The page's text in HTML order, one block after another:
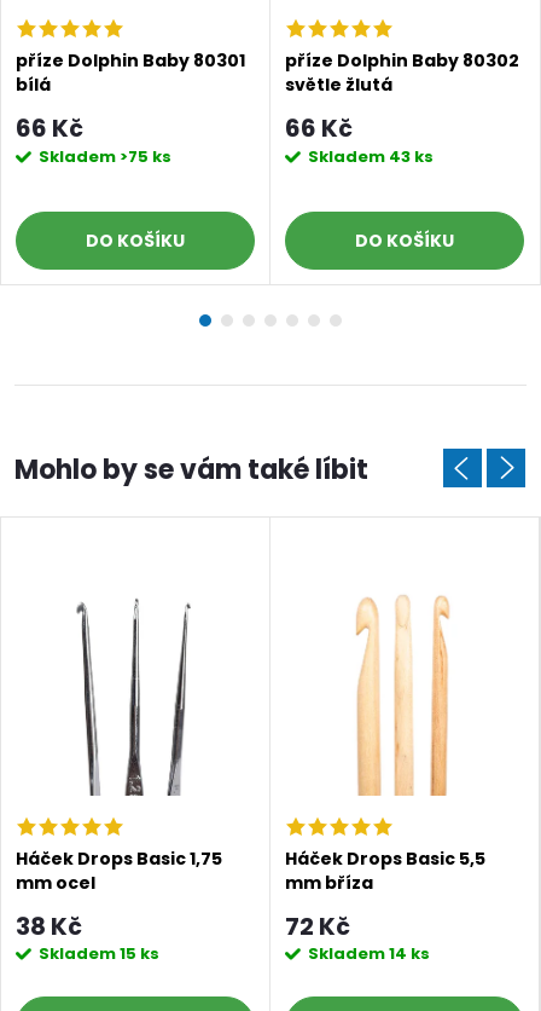
příze Dolphin Baby 80301
bílá
66 Kč
Skladem >75 ks
DO KOŠÍKU
příze Dolphin Baby 80302
světle žlutá
66 Kč
Skladem 43 ks
DO KOŠÍKU
Háček Drops Basic 1,75
mm ocel
38 Kč
Skladem15 ks
Háček Drops Basic 5,5
mm bříza
72 Kč
Skladem14 ks